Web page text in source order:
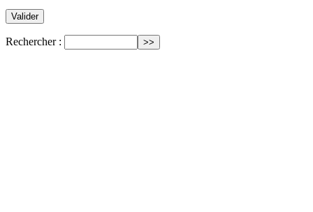
Rechercher :